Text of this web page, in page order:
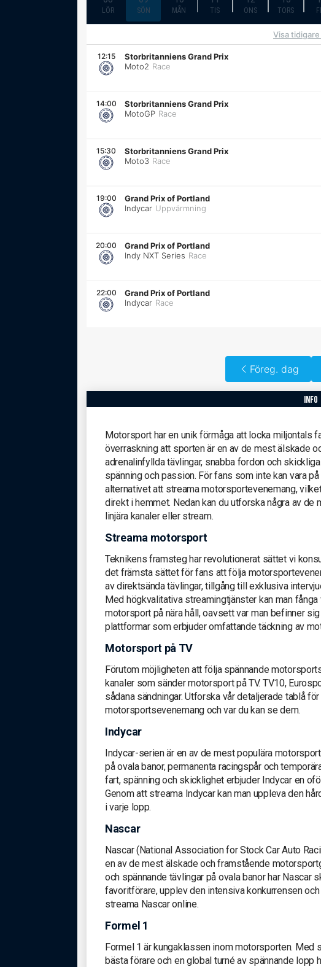
LÖR SÖN MÅN TIS ONS TORS
Visa
12:15
Storbritanniens Grand Prix
Moto2 Race
14:00
Storbritanniens Grand Prix
MotoGP Race
15:30
Storbritanniens Grand Prix
Moto3 Race
19:00
Grand Prix of Portland
Indycar Uppvärmning
20:00
Grand Prix of Portland
Indy NXT Series Race
22:00
Grand Prix of Portland
Indycar Race
Föreg. dag
info
Motorsport har en unik förmåga att locka miljontals
överraskning att sporten är en av de mest älskade
adrenalinfyllda tävlingar, snabba fordon och
spänning och passion. För fans som inte kan vara
alternativet att streama motorsportevenemang,
direkt i hemmet. Nedan kan du utforska några av
linjära kanaler eller stream.
Streama motorsport
Teknikens framsteg har revolutionerat sättet vi
det främsta sättet för fans att följa
av direktsända tävlingar, tillgång till exklusiva
Med högkvalitativa streamingtjänster kan man
motorsport på nära håll, oavsett var man befinner
plattformar som erbjuder omfattande täckning av
Motorsport på TV
Förutom möjligheten att följa spännande
kanaler som sänder motorsport på TV. TV10,
sådana sändningar. Utforska vår detaljerade tablå
motorsportsevenemang och var du kan se dem.
Indycar
Indycar-serien är en av de mest populära
på ovala banor, permanenta racingspår och
fart, spänning och skicklighet erbjuder Indycar en
Genom att streama Indycar kan man uppleva den
i varje lopp.
Nascar
Nascar (National Association for Stock Car Auto
en av de mest älskade och framstående
och spännande tävlingar på ovala banor har Nascar
favoritförare, upplev den intensiva konkurrensen
streama Nascar online.
Formel 1
Formel 1 är kungaklassen inom motorsporten. Med
bästa förare och en global turné av spännande